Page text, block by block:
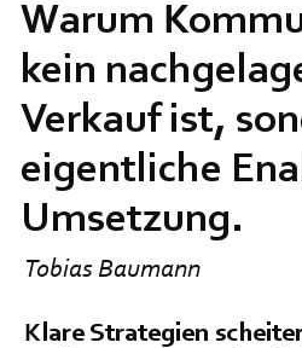
Warum
kein
Verkauf ist,
eigentliche
Umsetzung.
Tobias Baumann
Klare Strategien